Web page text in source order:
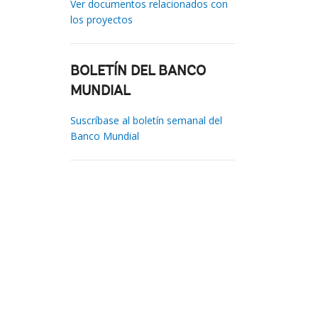
Ver documentos relacionados con
los proyectos
BOLETÍN DEL BANCO
MUNDIAL
Suscríbase al boletín semanal del
Banco Mundial